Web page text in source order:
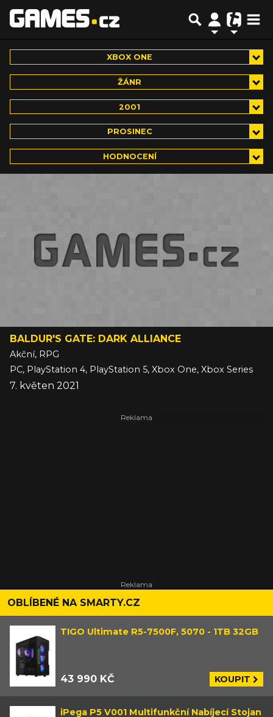
XBOX ONE
ŽÁNR
2001
PROSINEC
HODNOCENÍ
BALDUR'S GATE: DARK ALLIANCE
Akční, RPG
PC, PlayStation 4, PlayStation 5, Xbox One, Xbox Series
7. květen 2021
OBLÍBENÉ NA SMARTY.CZ
TIGO Ultimate R5-7500F, 5070 - 1TB 32GB
43 990 KČ KOUPIT
iPega P5 V001 Multifunkční Nabíjecí Stojan